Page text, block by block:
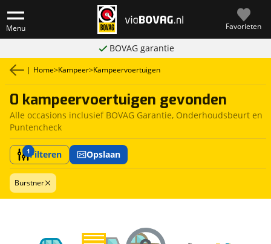
Menu Favorieten
BOVAG garantie
| Home>Kampeer>Kampeervoertuigen
0 kampeervoertuigen gevonden
Alle occasions inclusief BOVAG Garantie, Onderhoudsbeurt en
Puntencheck
1Filteren Opslaan
Burstner